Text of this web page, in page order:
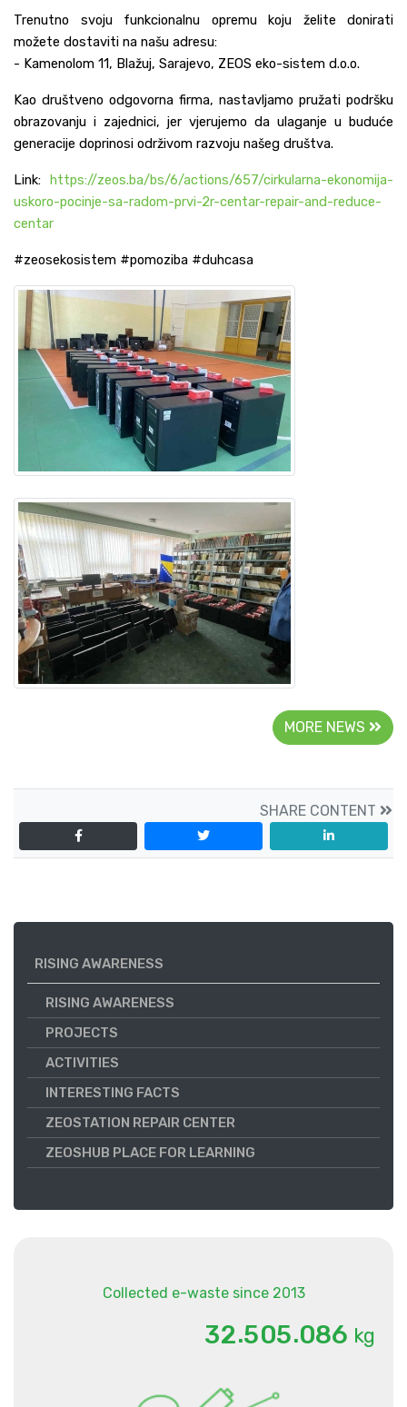
Trenutno svoju funkcionalnu opremu koju želite donirati
možete dostaviti na našu adresu:
- Kamenolom 11, Blažuj, Sarajevo, ZEOS eko-sistem d.o.o.
Kao društveno odgovorna firma, nastavljamo pružati podršku
obrazovanju i zajednici, jer vjerujemo da ulaganje u buduće
generacije doprinosi održivom razvoju našeg društva.
Link: https://zeos.ba/bs/6/actions/657/cirkularna-ekonomija-
uskoro-pocinje-sa-radom-prvi-2r-centar-repair-and-reduce-
centar
#zeosekosistem #pomoziba #duhcasa
MORE NEWS
SHARE CONTENT
RISING AWARENESS
RISING AWARENESS
PROJECTS
ACTIVITIES
INTERESTING FACTS
ZEOSTATION REPAIR CENTER
ZEOSHUB PLACE FOR LEARNING
Collected e-waste since 2013
32.505.086 kg